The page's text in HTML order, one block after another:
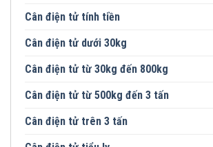
Cân điện tử tính tiền
Cân điện tử dưới 30kg
Cân điện tử từ 30kg đến 800kg
Cân điện tử từ 500kg đến 3 tấn
Cân điện tử trên 3 tấn